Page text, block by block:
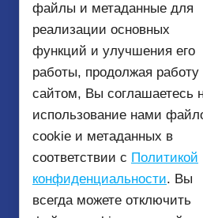
©
файлы и метаданные для
реализации основных
функций и улучшения его
работы, продолжая работу
сайтом, Вы соглашаетесь
использование нами
cookie и метаданных в
соответствии с Политикой
конфиденциальности. Вы
всегда можете отключить